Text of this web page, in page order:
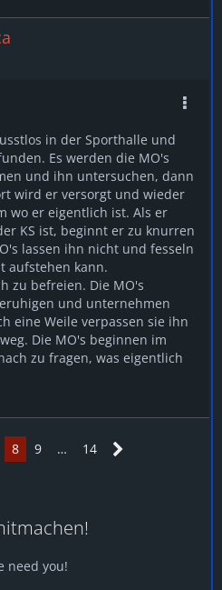
in der Sporthalle und
Es werden die MO's
und ihn untersuchen, dann
wird er versorgt und wieder
wo er eigentlich ist. Als er
KS ist, beginnt er zu knurren
lassen ihn nicht und fesseln
aufstehen kann.
zu befreien. Die MO's
und unternehmen
eine Weile verpassen sie ihn
Die MO's beginnen im
zu fragen, was eigentlich
8 9 … 14